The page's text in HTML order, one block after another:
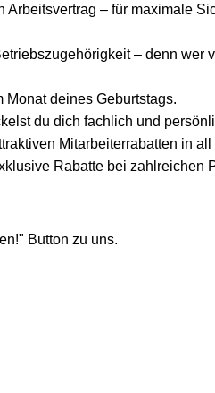
– für maximale
– denn wer
Monat deines Geburtstags.
du dich fachlich und
Mitarbeiterrabatten in
Rabatte bei zahlreichen
Button zu uns.